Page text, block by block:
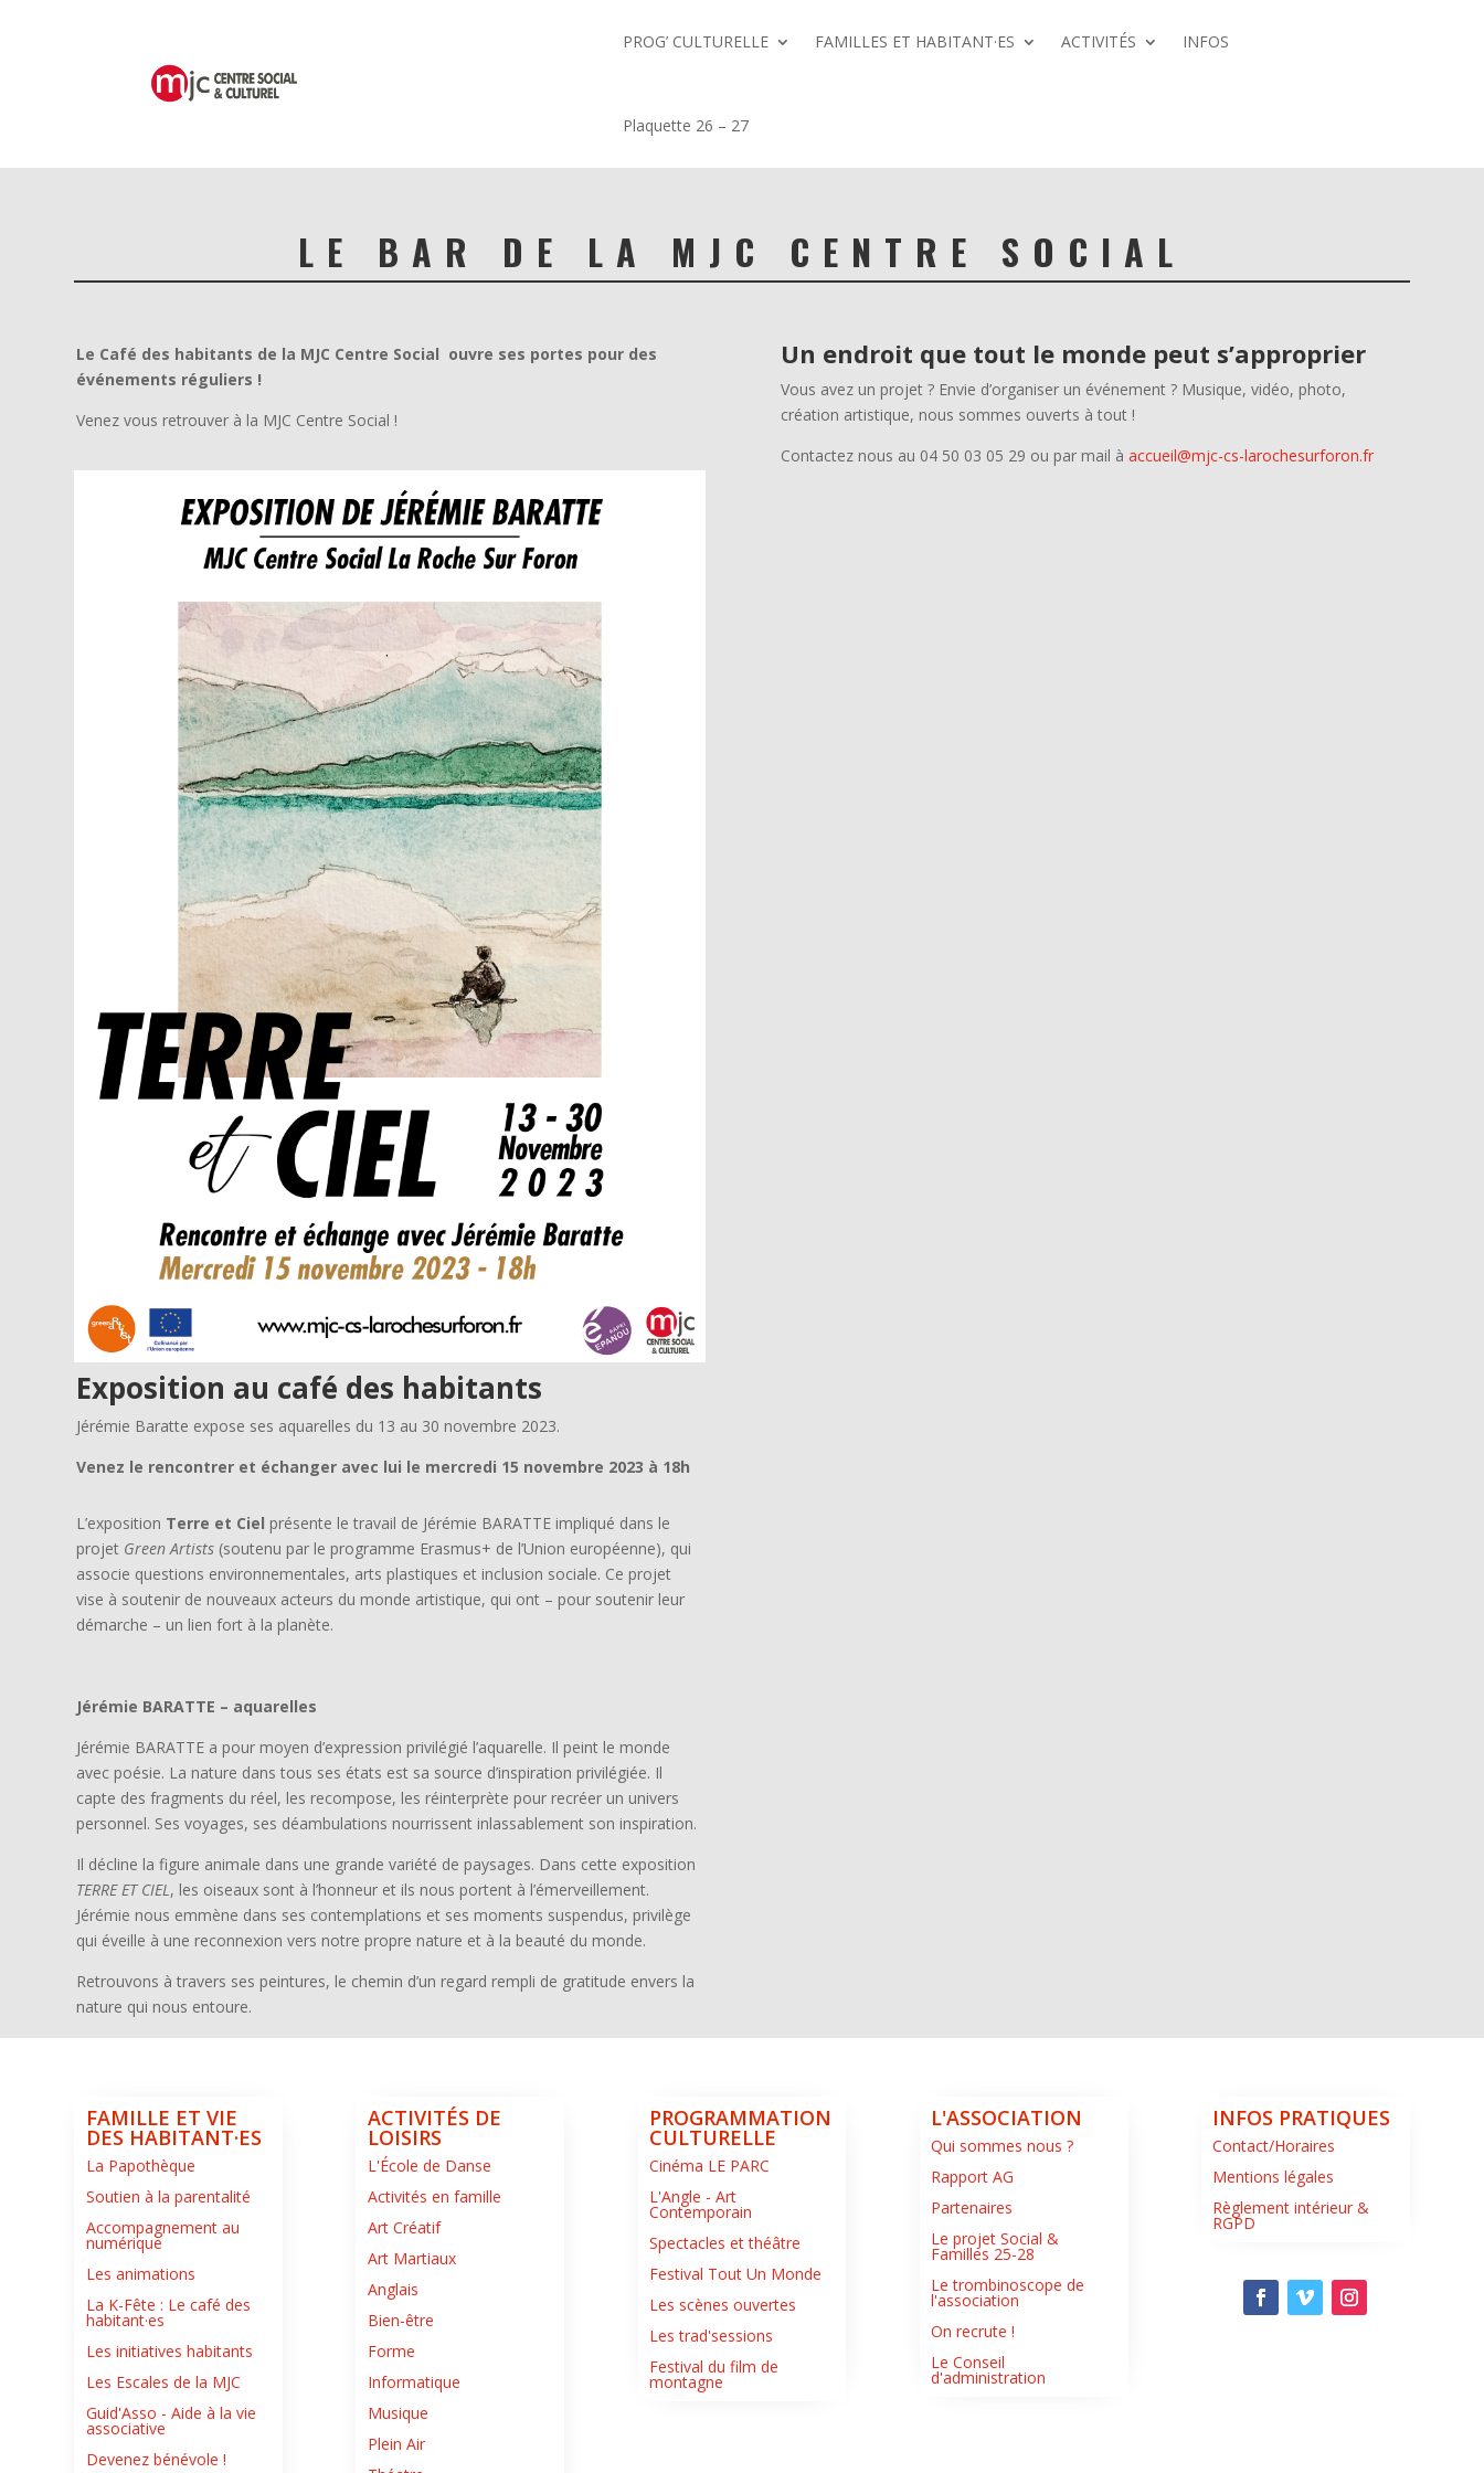
PROG’ CULTURELLE FAMILLES ET HABITANT·ES ACTIVITÉS INFOS
Plaquette 26 – 27
LE BAR DE LA MJC CENTRE SOCIAL
Le Café des habitants de la MJC Centre Social ouvre ses portes pour des
événements réguliers !
Venez vous retrouver à la MJC Centre Social !
Exposition au café des habitants
Jérémie Baratte expose ses aquarelles du 13 au 30 novembre 2023.
Venez le rencontrer et échanger avec lui le mercredi 15 novembre 2023 à 18h
L’exposition Terre et Ciel présente le travail de Jérémie BARATTE impliqué dans le
projet Green Artists (soutenu par le programme Erasmus+ de l’Union européenne), qui
associe questions environnementales, arts plastiques et inclusion sociale. Ce projet
vise à soutenir de nouveaux acteurs du monde artistique, qui ont – pour soutenir leur
démarche – un lien fort à la planète.
Jérémie BARATTE – aquarelles
Jérémie BARATTE a pour moyen d’expression privilégié l’aquarelle. Il peint le monde
avec poésie. La nature dans tous ses états est sa source d’inspiration privilégiée. Il
capte des fragments du réel, les recompose, les réinterprète pour recréer un univers
personnel. Ses voyages, ses déambulations nourrissent inlassablement son inspiration.
Il décline la figure animale dans une grande variété de paysages. Dans cette exposition
TERRE ET CIEL , les oiseaux sont à l’honneur et ils nous portent à l’émerveillement.
Jérémie nous emmène dans ses contemplations et ses moments suspendus, privilège
qui éveille à une reconnexion vers notre propre nature et à la beauté du monde.
Retrouvons à travers ses peintures, le chemin d’un regard rempli de gratitude envers la
nature qui nous entoure.
Un endroit que tout le monde peut s’approprier
Vous avez un projet ? Envie d’organiser un événement ? Musique, vidéo, photo,
création artistique, nous sommes ouverts à tout !
Contactez nous au 04 50 03 05 29 ou par mail àaccueil@mjc-cs-larochesurforon.fr
FAMILLE ET VIE
DES HABITANT·ES
La Papothèque
Soutien à la parentalité
Accompagnement au
numérique
Les animations
La K-Fête : Le café des
habitant·es
Les initiatives habitants
Les Escales de la MJC
Guid'Asso - Aide à la vie
associative
Devenez bénévole !
ACTIVITÉS DE
LOISIRS
L'École de Danse
Activités en famille
Art Créatif
Art Martiaux
Anglais
Bien-être
Forme
Informatique
Musique
Plein Air
PROGRAMMATION
CULTURELLE
Cinéma LE PARC
L'Angle - Art
Contemporain
Spectacles et théâtre
Festival Tout Un Monde
Les scènes ouvertes
Les trad'sessions
Festival du film de
montagne
L'ASSOCIATION
Qui sommes nous ?
Rapport AG
Partenaires
Le projet Social &
Familles 25-28
Le trombinoscope de
l'association
On recrute !
Le Conseil
d'administration
INFOS PRATIQUES
Contact/Horaires
Mentions légales
Règlement intérieur &
RGPD